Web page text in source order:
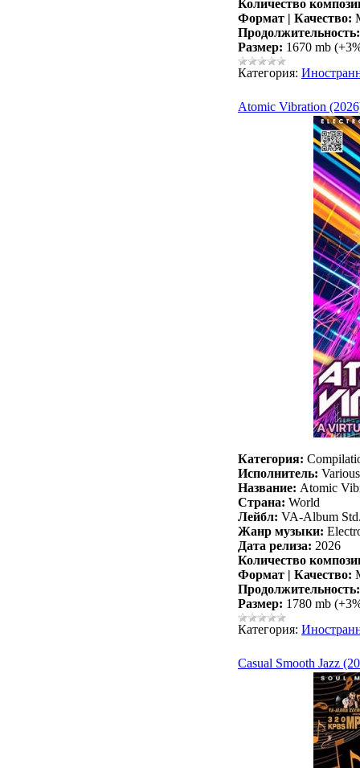
Количество
Формат | Качество:
Продолжительность:
Размер: 1670 mb
Категория:
Atomic Vibration
Категория:
Исполнитель:
Название: Atomic
Страна: World
Лейбл: VA-Album
Жанр музыки:
Дата релиза: 2026
Количество
Формат | Качество:
Продолжительность:
Размер: 1780 mb
Категория:
Casual Smooth Jazz